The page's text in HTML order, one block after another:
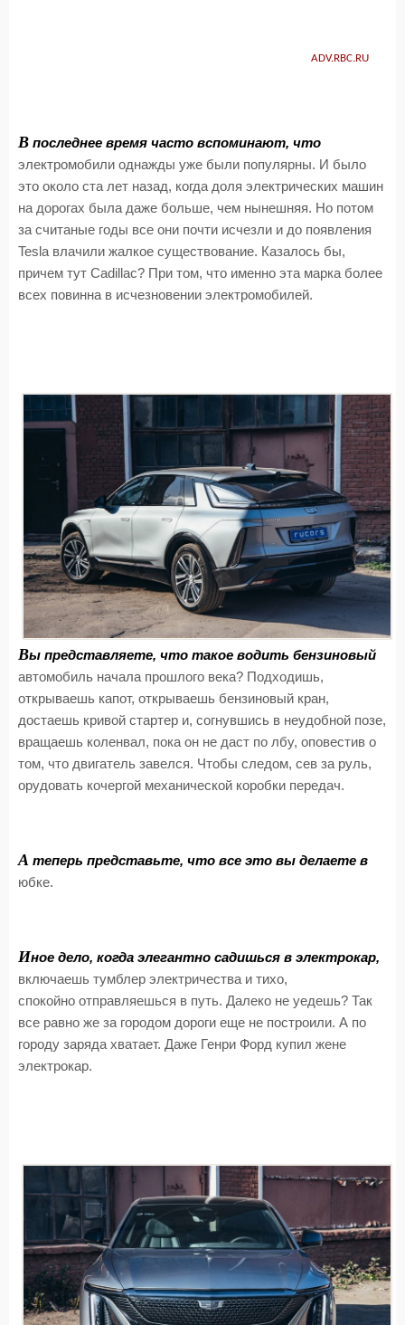
ADV.RBC.RU
В последнее время часто вспоминают, что
электромобили однажды уже были популярны. И было
это около ста лет назад, когда доля электрических машин
на дорогах была даже больше, чем нынешняя. Но потом
за считаные годы все они почти исчезли и до появления
Tesla влачили жалкое существование. Казалось бы,
причем тут Cadillac? При том, что именно эта марка более
всех повинна в исчезновении электромобилей.
Вы представляете, что такое водить бензиновый
автомобиль начала прошлого века? Подходишь,
открываешь капот, открываешь бензиновый кран,
достаешь кривой стартер и, согнувшись в неудобной позе,
вращаешь коленвал, пока он не даст по лбу, оповестив о
том, что двигатель завелся. Чтобы следом, сев за руль,
орудовать кочергой механической коробки передач.
А теперь представьте, что все это вы делаете в
юбке.
Иное дело, когда элегантно садишься в электрокар,
включаешь тумблер электричества и тихо,
спокойно отправляешься в путь. Далеко не уедешь? Так
все равно же за городом дороги еще не построили. А по
городу заряда хватает. Даже Генри Форд купил жене
электрокар.